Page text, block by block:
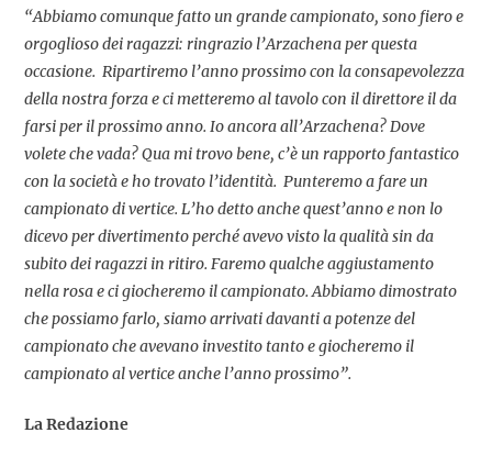
“Abbiamo comunque fatto un grande campionato, sono fiero e
orgoglioso dei ragazzi: ringrazio l’Arzachena per questa
occasione. Ripartiremo l’anno prossimo con la consapevolezza
della nostra forza e ci metteremo al tavolo con il direttore il da
farsi per il prossimo anno. Io ancora all’Arzachena? Dove
volete che vada? Qua mi trovo bene, c’è un rapporto fantastico
con la società e ho trovato l’identità. Punteremo a fare un
campionato di vertice. L’ho detto anche quest’anno e non lo
dicevo per divertimento perché avevo visto la qualità sin da
subito dei ragazzi in ritiro. Faremo qualche aggiustamento
nella rosa e ci giocheremo il campionato. Abbiamo dimostrato
che possiamo farlo, siamo arrivati davanti a potenze del
campionato che avevano investito tanto e giocheremo il
campionato al vertice anche l’anno prossimo”.
La Redazione